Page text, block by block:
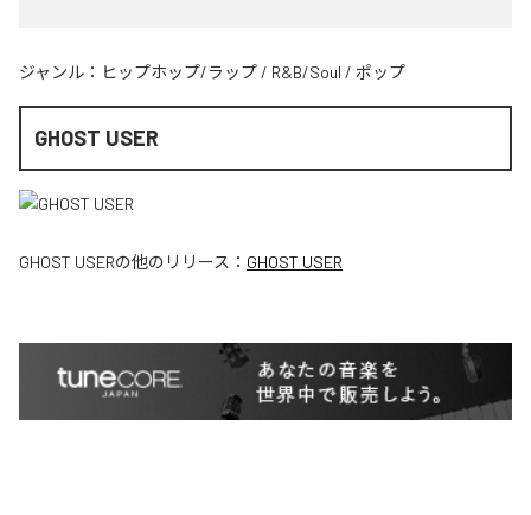
ジャンル： ヒップホップ/ラップ / R&B/Soul / ポップ
GHOST USER
GHOST USERの他のリリース： GHOST USER